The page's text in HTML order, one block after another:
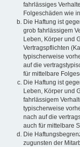
fahrlässiges
Folgeschäden wie
Die Haftung ist
grob fahrlässigem
Leben, Körper und
Vertragspflichten
typischerweise
auf die
für mittelbare
Die Haftung ist
Leben, Körper und
fahrlässigem
typischerweise
nach auf die
auch für mittelbare
Die
zugunsten der